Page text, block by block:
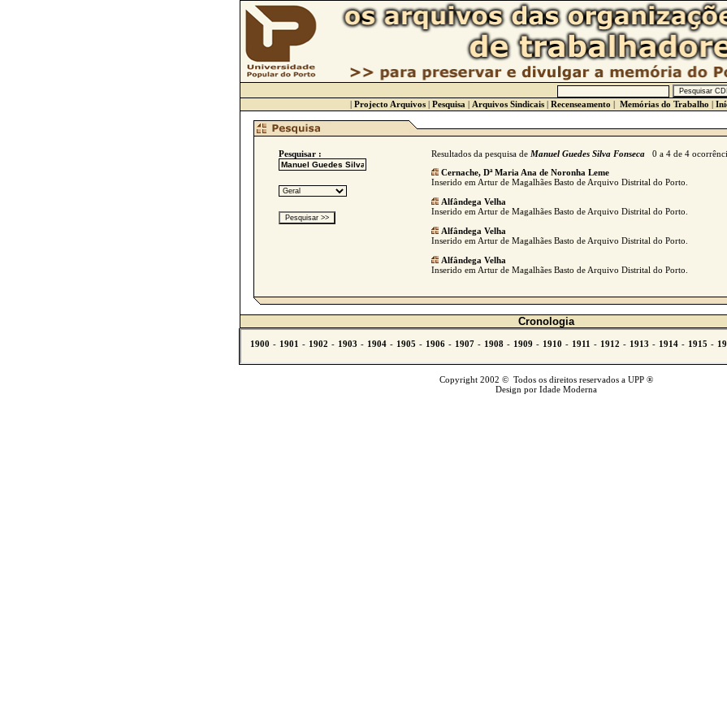
| Projecto Arquivos | Pesquisa | Arquivos Sindicais | Recenseamento | Memórias do Trabalho |
Pesquisar : Resultados da pesquisa de Manuel Guedes Silva Fonseca0 a 4 de 4
Cernache, Dª Maria Ana de Noronha Leme
Inserido em Artur de Magalhães Basto de Arquivo Distrital do Porto.
Alfândega Velha
Inserido em Artur de Magalhães Basto de Arquivo Distrital do Porto.
Alfândega Velha
Inserido em Artur de Magalhães Basto de Arquivo Distrital do Porto.
Alfândega Velha
Inserido em Artur de Magalhães Basto de Arquivo Distrital do Porto.
Cronologia
Copyright 2002 © Todos os direitos reservados a UPP ®
Design por Idade Moderna